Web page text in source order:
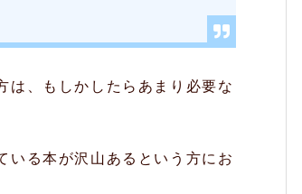
は、もしかしたらあまり必要な
いる本が沢山あるという方にお